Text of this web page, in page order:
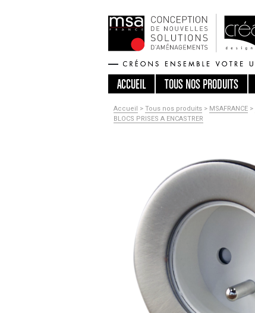
ACCUEIL TOUSNOS PRODUITS
Accueil > Tous nos produits> MSAFRANCE>
BLOCS PRISES A ENCASTRER